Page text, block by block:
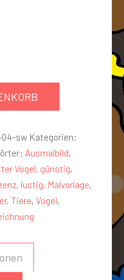
sw Kategorien:
Ausmalbild,
Vogel, günstig,
, lustig, Malvorlage,
, Tiere, Vogel,